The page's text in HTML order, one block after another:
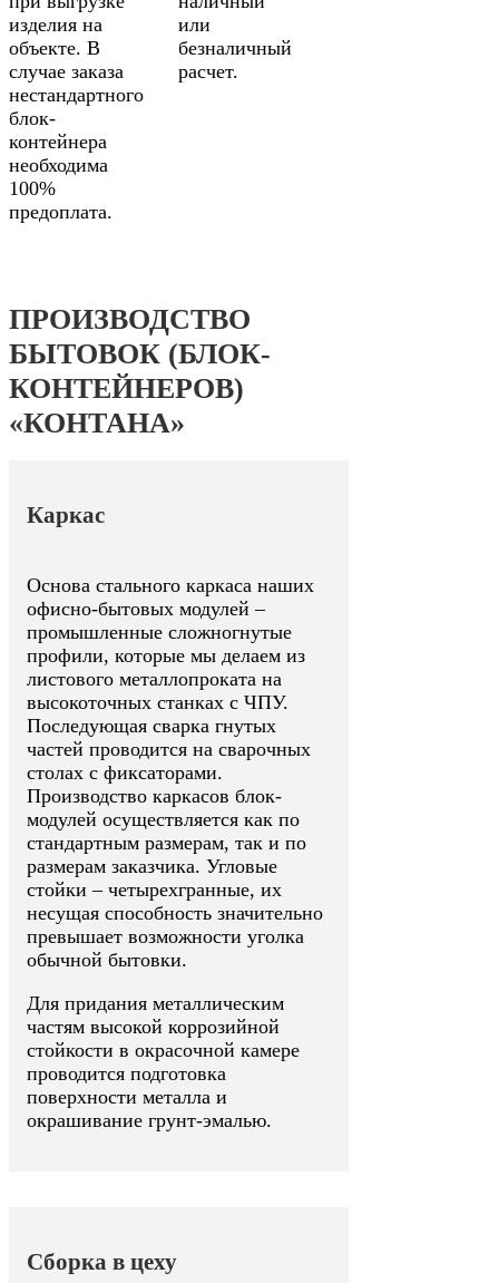
изделия на
объекте. В
случае заказа
нестандартного
блок-
контейнера
необходима
100%
предоплата.
или
безналичный
расчет.
ПРОИЗВОДСТВО
БЫТОВОК (БЛОК-
КОНТЕЙНЕРОВ)
«КОНТАНА»
Каркас
Основа стального каркаса наших
офисно-бытовых модулей –
промышленные сложногнутые
профили, которые мы делаем из
листового металлопроката на
высокоточных станках с ЧПУ.
Последующая сварка гнутых
частей проводится на сварочных
столах с фиксаторами.
Производство каркасов блок-
модулей осуществляется как по
стандартным размерам, так и по
размерам заказчика. Угловые
стойки – четырехгранные, их
несущая способность значительно
превышает возможности уголка
обычной бытовки.
Для придания металлическим
частям высокой коррозийной
стойкости в окрасочной камере
проводится подготовка
поверхности металла и
окрашивание грунт-эмалью.
Сборка в цеху